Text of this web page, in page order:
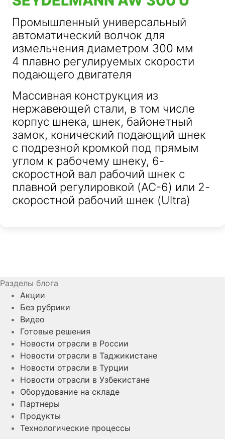
Промышленный универсальный
автоматический волчок для
измельчения диаметром 300 мм
4 плавно регулируемых скорости
подающего двигателя
Массивная конструкция из
нержавеющей стали, в том числе
корпус шнека, шнек, байонетный
замок, конический подающий шнек
с подрезной кромкой под прямым
углом к рабочему шнеку, 6-
скоростной вал рабочий шнек с
плавной регулировкой (AC-6) или 2-
скоростной рабочий шнек (Ultra)
Разделы блога
Акции
Без рубрики
Видео
Готовые решения
Новости отрасли в России
Новости отрасли в Таджикистане
Новости отрасли в Турции
Новости отрасли в Узбекистане
Оборудование на складе
Партнеры
Продукты
Технологические процессы